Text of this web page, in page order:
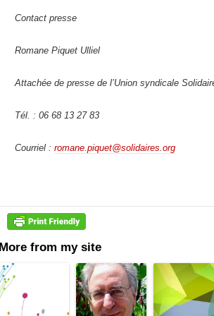
Contact presse
Romane Piquet Ulliel
Attachée de presse de l’Union syndicale
Tél. : 06 68 13 27 83
Courriel : romane.piquet@solidaires.org
More from my site